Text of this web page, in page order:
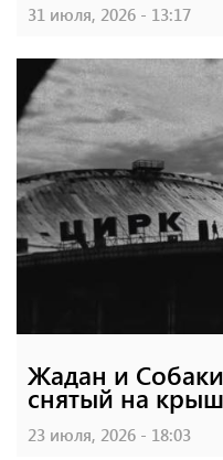
31 июля, 2026 - 13:17
Жадан и
снятый на
23 июля, 2026 - 18:03